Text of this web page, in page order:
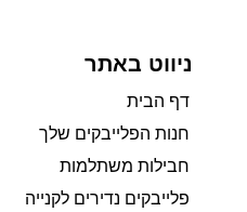
ניווט באתר
דף הבית
חנות הפלייבקים שלך
חבילות משתלמות
פלייבקים נדירים לקנייה